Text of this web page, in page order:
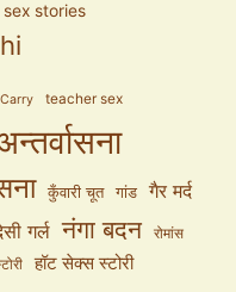
stories
teacher sex
कुँवारी चूत गांड गैर मर्द
गर्ल नंगा बदन रोमांस
हॉट सेक्स स्टोरी